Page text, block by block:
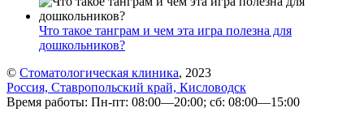
Что такое танграм и чем эта игра полезна для
дошкольников?
© Стоматологическая клиника, 2023
Россия, Ставропольский край, Кисловодск
Время работы: Пн-пт: 08:00—20:00; сб: 08:00—15:00